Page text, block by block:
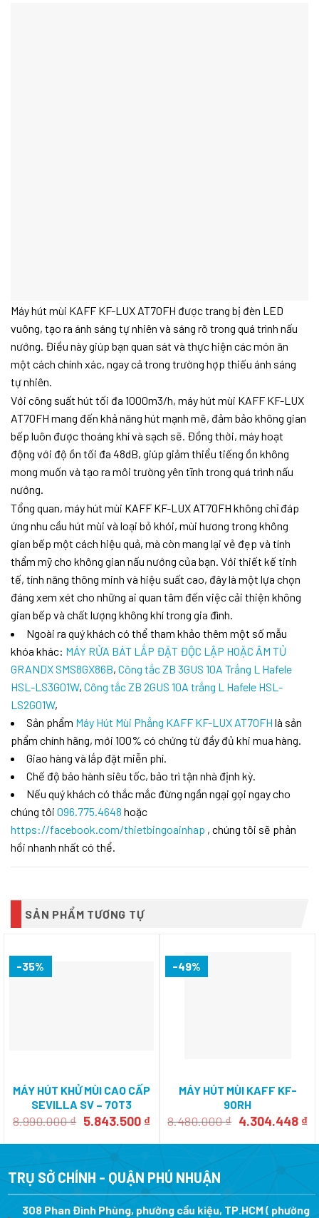
Máy hút mùi KAFF KF-LUX AT70FH được trang bị đèn LED
vuông, tạo ra ánh sáng tự nhiên và sáng rõ trong quá trình nấu
nướng. Điều này giúp bạn quan sát và thực hiện các món ăn
một cách chính xác, ngay cả trong trường hợp thiếu ánh sáng
tự nhiên.
Với công suất hút tối đa 1000m3/h, máy hút mùi KAFF KF-LUX
AT70FH mang đến khả năng hút mạnh mẽ, đảm bảo không gian
bếp luôn được thoáng khí và sạch sẽ. Đồng thời, máy hoạt
động với độ ồn tối đa 48dB, giúp giảm thiểu tiếng ồn không
mong muốn và tạo ra môi trường yên tĩnh trong quá trình nấu
nướng.
Tổng quan, máy hút mùi KAFF KF-LUX AT70FH không chỉ đáp
ứng nhu cầu hút mùi và loại bỏ khói, mùi hương trong không
gian bếp một cách hiệu quả, mà còn mang lại vẻ đẹp và tính
thẩm mỹ cho không gian nấu nướng của bạn. Với thiết kế tinh
tế, tính năng thông minh và hiệu suất cao, đây là một lựa chọn
đáng xem xét cho những ai quan tâm đến việc cải thiện không
gian bếp và chất lượng không khí trong gia đình.
Ngoài ra quý khách có thể tham khảo thêm một số mẫu
khóa khác: MÁY RỬA BÁT LẮP ĐẶT ĐỘC LẬP HOẶC ÂM TỦ
GRANDX SMS8GX86B, Công tắc ZB 3GUS 10A Trắng L Hafele
HSL-LS3G01W, Công tắc ZB 2GUS 10A trắng L Hafele HSL-
LS2G01W,
Sản phẩm Máy Hút Mùi Phẳng KAFF KF-LUX AT70FH là sản
phẩm chính hãng, mới 100% có chứng từ đầy đủ khi mua hàng.
Giao hàng và lắp đặt miễn phí.
Chế độ bảo hành siêu tốc, bảo trì tận nhà định kỳ.
Nếu quý khách có thắc mắc đừng ngần ngại gọi ngay cho
chúng tôi 096.775.4648 hoặc
https://facebook.com/thietbingoainhap , chúng tôi sẽ phản
hồi nhanh nhất có thể.
SẢN PHẨM TƯƠNG TỰ
-35%
MÁY HÚT KHỬ MÙI CAO CẤP
SEVILLA SV – 70T3
8.990.000₫ Giá
là:
5.843.500 ₫Giá
tại
5.843.500 ₫.
-49%
MÁY HÚT MÙI KAFF KF-
90RH
8.480.000₫ Giá
là:
4.304.448 ₫
TRỤ SỞ CHÍNH - QUẬN PHÚ NHUẬN
308 Phan Đình Phùng, phường cầu kiệu, TP.HCM ( phường